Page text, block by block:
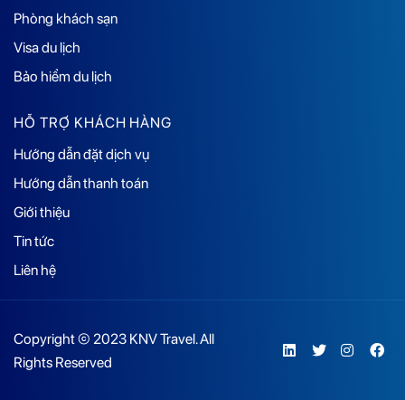
Phòng khách sạn
Visa du lịch
Bảo hiểm du lịch
HỖ TRỢ KHÁCH HÀNG
Hướng dẫn đặt dịch vụ
Hướng dẫn thanh toán
Giới thiệu
Tin tức
Liên hệ
Copyright © 2023 KNV Travel. All
Rights Reserved